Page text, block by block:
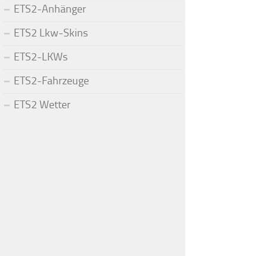
ETS2-Anhänger
ETS2 Lkw-Skins
ETS2-LKWs
ETS2-Fahrzeuge
ETS2 Wetter